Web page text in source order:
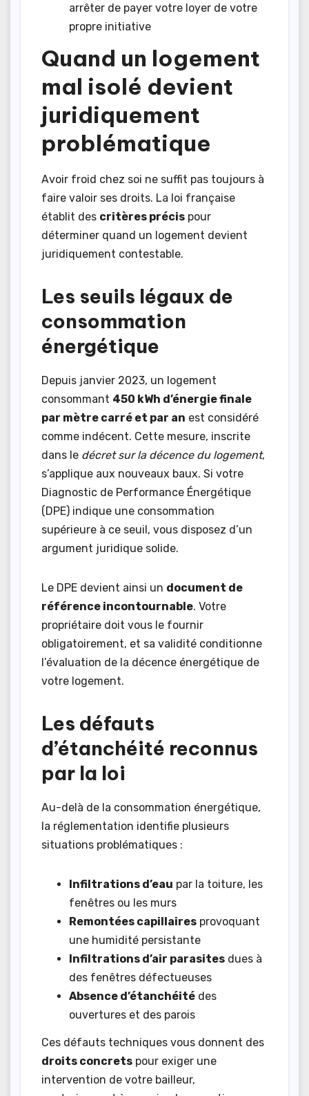
arrêter de payer votre loyer de votre
propre initiative
Quand un logement
mal isolé devient
juridiquement
problématique
Avoir froid chez soi ne suffit pas toujours à
faire valoir ses droits. La loi française
établit des critères précis pour
déterminer quand un logement devient
juridiquement contestable.
Les seuils légaux de
consommation
énergétique
Depuis janvier 2023, un logement
consommant 450 kWh d’énergie finale
par mètre carré et par an est considéré
comme indécent. Cette mesure, inscrite
dans le décret sur la décence du logement,
s’applique aux nouveaux baux. Si votre
Diagnostic de Performance Énergétique
(DPE) indique une consommation
supérieure à ce seuil, vous disposez d’un
argument juridique solide.
Le DPE devient ainsi un document de
référence incontournable. Votre
propriétaire doit vous le fournir
obligatoirement, et sa validité conditionne
l’évaluation de la décence énergétique de
votre logement.
Les défauts
d’étanchéité reconnus
par la loi
Au-delà de la consommation énergétique,
la réglementation identifie plusieurs
situations problématiques :
Infiltrations d’eau par la toiture, les
fenêtres ou les murs
Remontées capillaires provoquant
une humidité persistante
Infiltrations d’air parasites dues à
des fenêtres défectueuses
Absence d’étanchéité des
ouvertures et des parois
Ces défauts techniques vous donnent des
droits concrets pour exiger une
intervention de votre bailleur,